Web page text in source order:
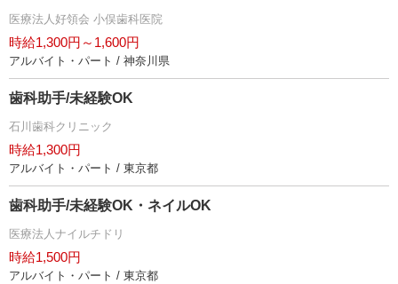
医療法人好領会 小俣歯科医院
時給1,300円～1,600円
アルバイト・パート / 神奈川県
歯科助手/未経験OK
石川歯科クリニック
時給1,300円
アルバイト・パート / 東京都
歯科助手/未経験OK・ネイルOK
医療法人ナイルチドリ
時給1,500円
アルバイト・パート / 東京都